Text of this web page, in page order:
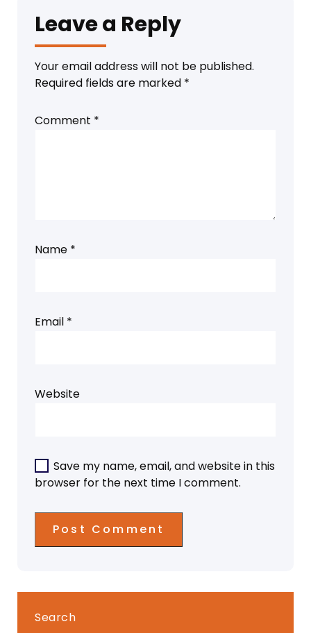
Leave a Reply
Your email address will not be published.
Required fields are marked *
Comment *
Name *
Email *
Website
Save my name, email, and website in this
browser for the next time I comment.
Search